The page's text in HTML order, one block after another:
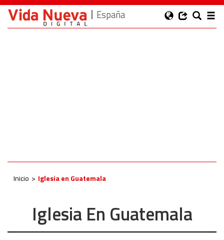
España
Inicio Iglesia en Guatemala
Iglesia En Guatemala